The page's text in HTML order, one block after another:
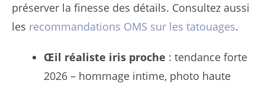
préserver la finesse des détails. Consultez aussi
les recommandations OMS sur les tatouages.
Œil réaliste iris proche : tendance forte
2026 – hommage intime, photo haute